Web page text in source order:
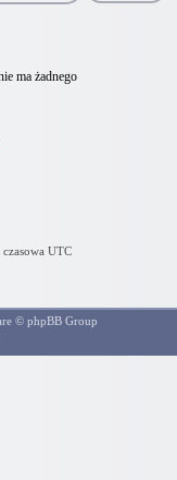
ma żadnego
czasowa UTC
© phpBB Group